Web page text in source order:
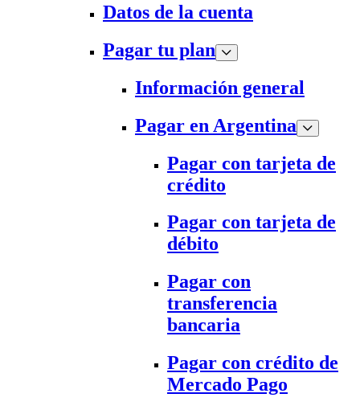
Datos de la cuenta
Pagar tu plan
Información general
Pagar en Argentina
Pagar con tarjeta de
crédito
Pagar con tarjeta de
débito
Pagar con
transferencia
bancaria
Pagar con crédito de
Mercado Pago